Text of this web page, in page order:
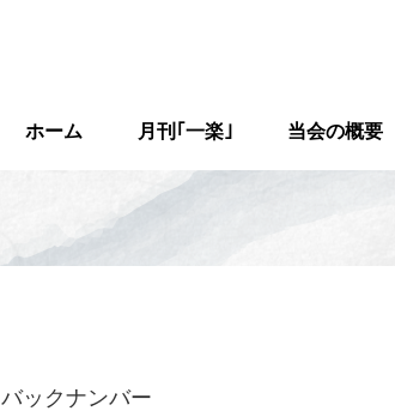
ホーム 月刊｢一楽｣ 当会の概要
バックナンバー